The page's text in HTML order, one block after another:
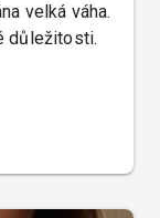
velká váha.
důležitosti.